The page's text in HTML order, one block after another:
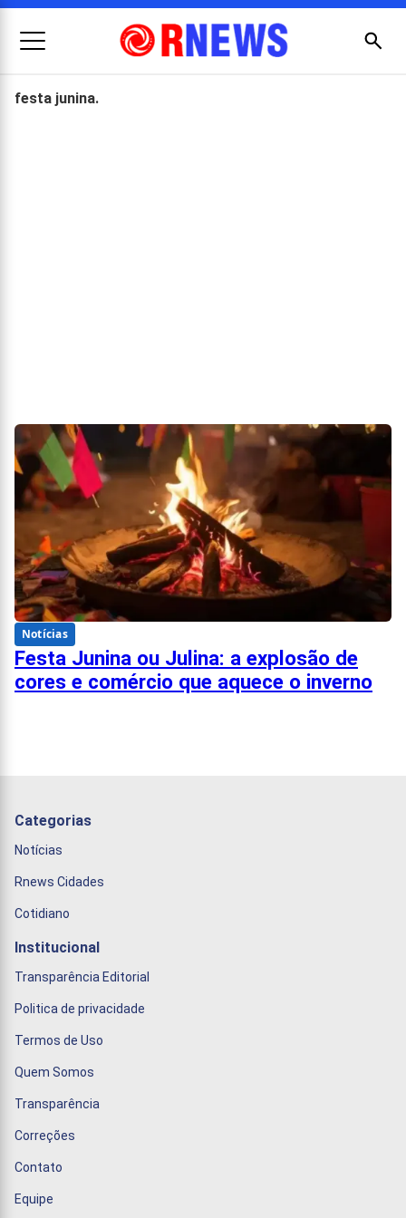
Menu
festa junina.
Notícias
Festa Junina ou Julina: a explosão de
cores e comércio que aquece o inverno
Categorias
Notícias
Rnews Cidades
Cotidiano
Institucional
Transparência Editorial
Politica de privacidade
Termos de Uso
Quem Somos
Transparência
Correções
Contato
Equipe